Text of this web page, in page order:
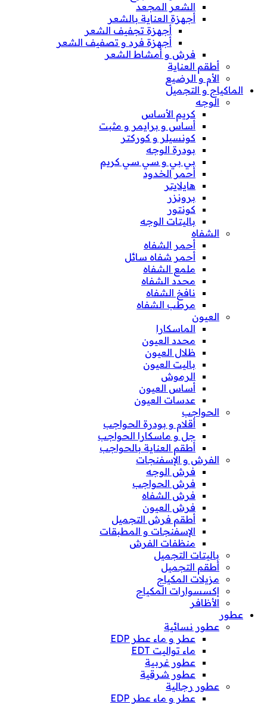
الشعر المجعد
أجهزة العناية بالشعر
أجهزة تجفيف الشعر
أجهزة فرد و تصفيف الشعر
فرش و أمشاط الشعر
أطقم العناية
الأم و الرضيع
الماكياج و التجميل
الوجه
كريم الأساس
أساس و برايمر و مثبت
كونسيلر و كوركتر
بودرة الوجه
بي بي و سي سي كريم
أحمر الخدود
هايلايتر
برونزر
كونتور
باليتات الوجه
الشفاه
أحمر الشفاه
أحمر شفاه سائل
ملمع الشفاه
محدد الشفاه
نافخ الشفاه
مرطب الشفاه
العيون
الماسكارا
محدد العيون
ظلال العيون
باليت العيون
الرموش
أساس العيون
عدسات العيون
الحواجب
أقلام و بودرة الحواجب
جل و ماسكارا الحواجب
أطقم العناية بالحواجب
الفرش و الإسفنجات
فرش الوجه
فرش الحواجب
فرش الشفاه
فرش العيون
أطقم فرش التجميل
الإسفنجات و المطبقات
منظفات الفرش
باليتات التجميل
أطقم التجميل
مزيلات المكياج
إكسسوارات المكياج
الأظافر
عطور
عطور نسائية
عطر و ماء عطر EDP
ماء تواليت EDT
عطور غربية
عطور شرقية
عطور رجالية
عطر و ماء عطر EDP